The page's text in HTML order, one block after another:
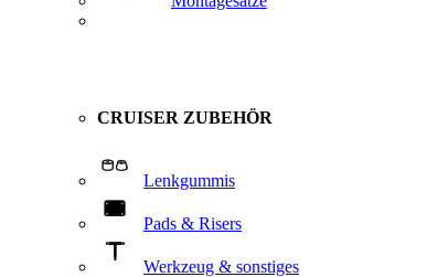
CRUISER ZUBEHÖR
Lenkgummis
Pads & Risers
Werkzeug & sonstiges